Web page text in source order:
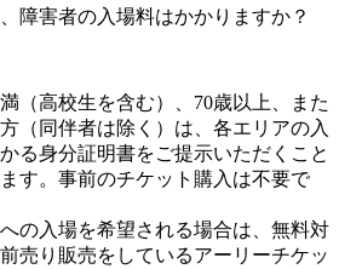
障害者の入場料はかかりますか？
（高校生を含む）、70歳以上、また
（同伴者は除く）は、各エリアの入
る身分証明書をご提示いただくこと
す。事前のチケット購入は不要で
の入場を希望される場合は、無料対
売り販売をしているアーリーチケッ